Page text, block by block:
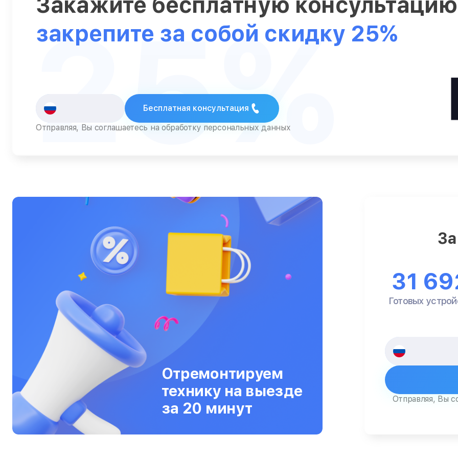
Серверы
Сканеры
Стедикамы
Стиральные машины
Телефоны
Фотоаппараты
Фотовспышки
Холодильники
Цифровые бинокли
Экшн-камеры
Электровелосипеды
Электросамокаты
Эхолоты
закрепите за собой скидку 25%
Бесплатная консультация
Отправляя, Вы соглашаетесь на обработку персональных данных
25%
Отремонтируем
технику на выезде
за 20 минут
31
Готовых
Отправляя, Вы